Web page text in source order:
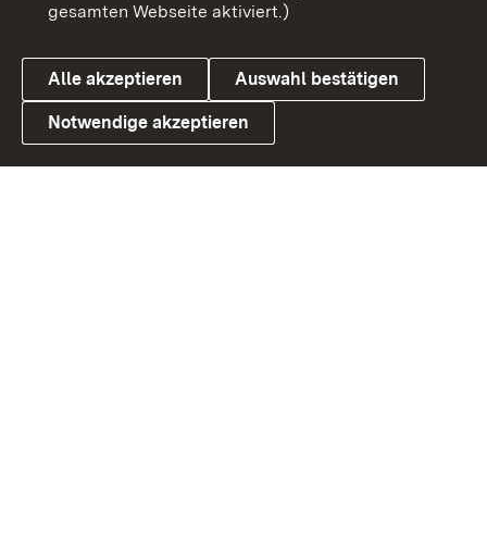
Link zum Landesportal
Cookies
gesamten Webseite aktiviert.)
Alle akzeptieren Auswahl bestätigen
Notwendige akzeptieren